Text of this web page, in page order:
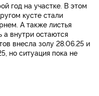
год на участке. В этом
кусте стали
А также листья
а внутри остаются
внесла золу 28.06.25 и
но ситуация пока не